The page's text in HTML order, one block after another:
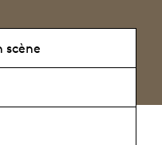
scène